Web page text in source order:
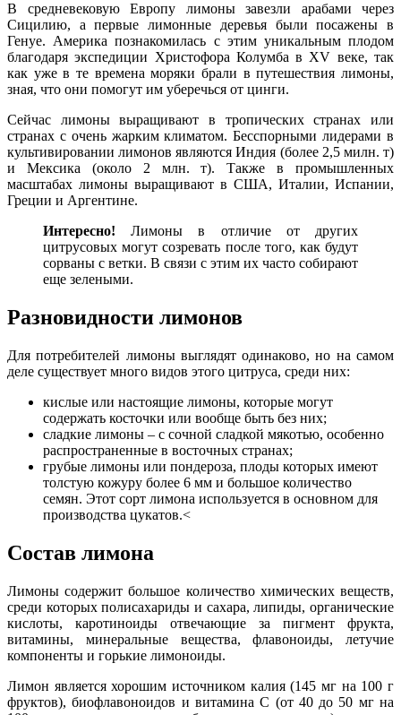
В средневековую Европу лимоны завезли арабами через
Сицилию, а первые лимонные деревья были посажены в
Генуе. Америка познакомилась с этим уникальным плодом
благодаря экспедиции Христофора Колумба в XV веке, так
как уже в те времена моряки брали в путешествия лимоны,
зная, что они помогут им уберечься от цинги.
Сейчас лимоны выращивают в тропических странах или
странах с очень жарким климатом. Бесспорными лидерами в
культивировании лимонов являются Индия (более 2,5 милн. т)
и Мексика (около 2 млн. т). Также в промышленных
масштабах лимоны выращивают в США, Италии, Испании,
Греции и Аргентине.
Интересно! Лимоны в отличие от других
цитрусовых могут созревать после того, как будут
сорваны с ветки. В связи с этим их часто собирают
еще зелеными.
Разновидности лимонов
Для потребителей лимоны выглядят одинаково, но на самом
деле существует много видов этого цитруса, среди них:
кислые или настоящие лимоны, которые могут
содержать косточки или вообще быть без них;
сладкие лимоны – с сочной сладкой мякотью, особенно
распространенные в восточных странах;
грубые лимоны или пондероза, плоды которых имеют
толстую кожуру более 6 мм и большое количество
семян. Этот сорт лимона используется в основном для
производства цукатов.<
Состав лимона
Лимоны содержит большое количество химических веществ,
среди которых полисахариды и сахара, липиды, органические
кислоты, каротиноиды отвечающие за пигмент фрукта,
витамины, минеральные вещества, флавоноиды, летучие
компоненты и горькие лимоноиды.
Лимон является хорошим источником калия (145 мг на 100 г
фруктов), биофлавоноидов и витамина С (от 40 до 50 мг на